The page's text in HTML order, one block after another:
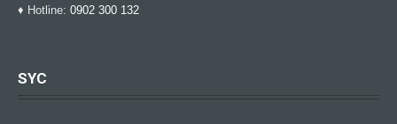
♦ Hotline: 0902 300 132
SYC